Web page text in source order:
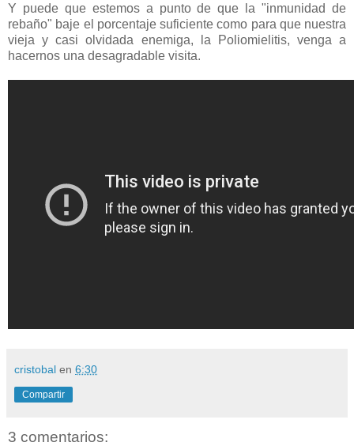
Y puede que estemos a punto de que la "inmunidad de
rebaño" baje el porcentaje suficiente como para que nuestra
vieja y casi olvidada enemiga, la Poliomielitis, venga a
hacernos una desagradable visita.
cristobal en 6:30
Compartir
3 comentarios: